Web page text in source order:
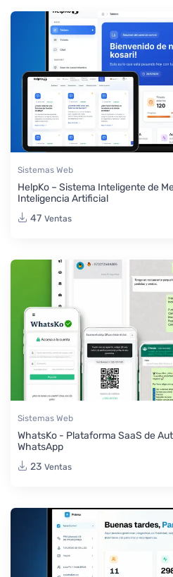
Sistemas Web
HelpKo – Sistema Inteligente de
Inteligencia Artificial
47 Ventas
Sistemas Web
WhatsKo - Plataforma SaaS de
WhatsApp
23 Ventas